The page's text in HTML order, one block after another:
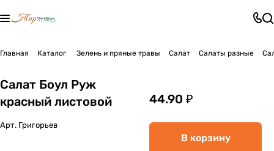
Главная Каталог Зелень и пряные травы Салат Салаты разные
Салат Боул Руж
красный листовой
Арт. Григорьев
44.90 ₽
В корзину